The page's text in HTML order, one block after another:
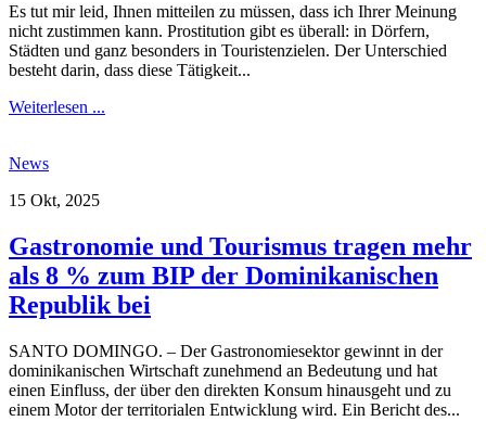
Es tut mir leid, Ihnen mitteilen zu müssen, dass ich Ihrer Meinung
nicht zustimmen kann. Prostitution gibt es überall: in Dörfern,
Städten und ganz besonders in Touristenzielen. Der Unterschied
besteht darin, dass diese Tätigkeit...
Weiterlesen ...
News
15 Okt, 2025
Gastronomie und Tourismus tragen mehr
als 8 % zum BIP der Dominikanischen
Republik bei
SANTO DOMINGO. – Der Gastronomiesektor gewinnt in der
dominikanischen Wirtschaft zunehmend an Bedeutung und hat
einen Einfluss, der über den direkten Konsum hinausgeht und zu
einem Motor der territorialen Entwicklung wird. Ein Bericht des...